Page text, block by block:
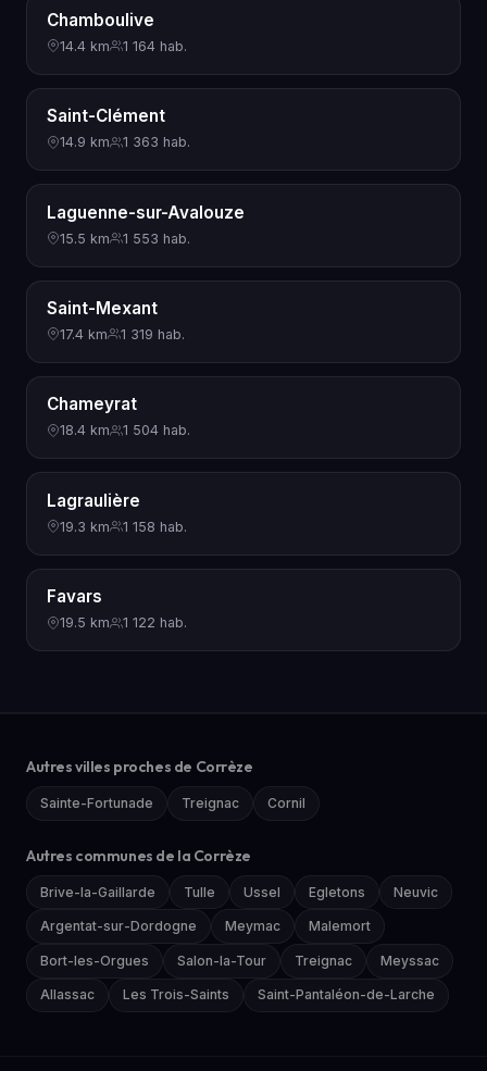
Chamboulive
14.4 km 1 164 hab.
Saint-Clément
14.9 km 1 363 hab.
Laguenne-sur-Avalouze
15.5 km 1 553 hab.
Saint-Mexant
17.4 km 1 319 hab.
Chameyrat
18.4 km 1 504 hab.
Lagraulière
19.3 km 1 158 hab.
Favars
19.5 km 1 122 hab.
Autres villes proches de Corrèze
Sainte-Fortunade Treignac Cornil
Autres communes de la Corrèze
Brive-la-Gaillarde Tulle Ussel Egletons Neuvic
Argentat-sur-Dordogne Meymac Malemort
Bort-les-Orgues Salon-la-Tour Treignac Meyssac
Allassac Les Trois-Saints Saint-Pantaléon-de-Larche